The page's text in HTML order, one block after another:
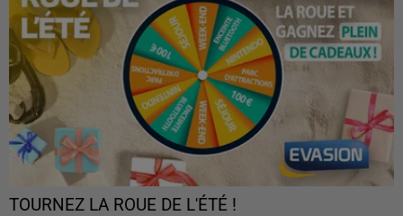
TOURNEZ LA ROUE DE L'ÉTÉ !